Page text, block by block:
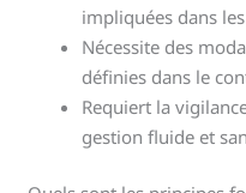
impliquées dans
Nécessite des
définies dans le
Requiert la
gestion fluide et